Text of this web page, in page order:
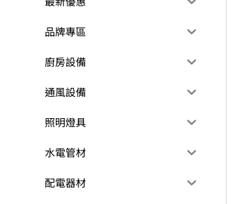
品牌專區
廚房設備
通風設備
照明燈具
水電管材
配電器材